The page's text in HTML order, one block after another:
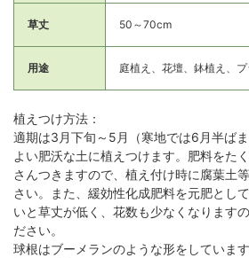
草丈 50～70cm
用途 庭植え、花壇、鉢植え、
植えつけ方法：
適期は3月下旬～5月（寒地では6月半ば
よい肥沃な土に植えつけます。肥料をた
さんつきますので、植え付け時に腐葉土
さい。また、緩効性化成肥料を元肥とし
いと草丈が低く、花数も少なくなります
ださい。
球根はブーメランのような形をしていま